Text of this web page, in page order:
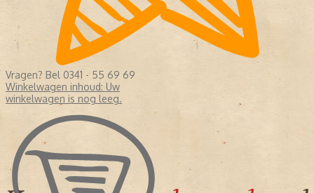
Vragen? Bel 0341 - 55 69 69
Winkelwagen inhoud: Uw
winkelwagen is nog leeg.